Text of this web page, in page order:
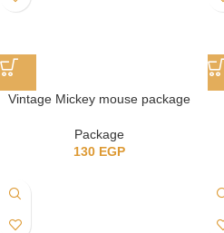
Vintage Mickey mouse package
Package
130 EGP